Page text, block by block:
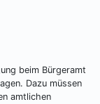
beim Bürgeramt
Dazu müssen
amtlichen